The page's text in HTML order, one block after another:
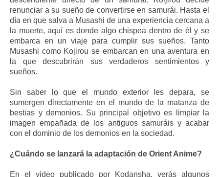
renunciar a su sueño de convertirse en samurái. Hasta el
día en que salva a Musashi de una experiencia cercana a
la muerte, aquí es donde algo chispea dentro de él y se
embarca en un viaje para cumplir sus sueños. Tanto
Musashi como Kojirou se embarcan en una aventura en
la que descubrirán sus verdaderos sentimientos y
sueños.
Sin saber lo que el mundo exterior les depara, se
sumergen directamente en el mundo de la matanza de
bestias y demonios. Su principal objetivo es limpiar la
imagen empañada de los antiguos samuráis y acabar
con el dominio de los demonios en la sociedad.
¿Cuándo se lanzará la adaptación de Orient Anime?
En el video publicado por Kodansha, verás algunos